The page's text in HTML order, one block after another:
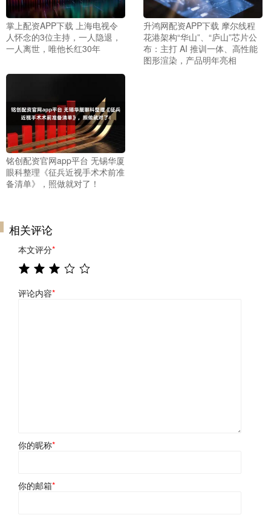
掌上配资APP下载 上海电视令
人怀念的3位主持，一人隐退，
一人离世，唯他长红30年
升鸿网配资APP下载 摩尔线程
花港架构“华山”、“庐山”芯片公
布：主打 AI 推训一体、高性能
图形渲染，产品明年亮相
铭创配资官网app平台 无锡华厦
眼科整理《征兵近视手术术前准
备清单》，照做就对了！
相关评论
本文评分*
评论内容*
你的昵称*
你的邮箱*